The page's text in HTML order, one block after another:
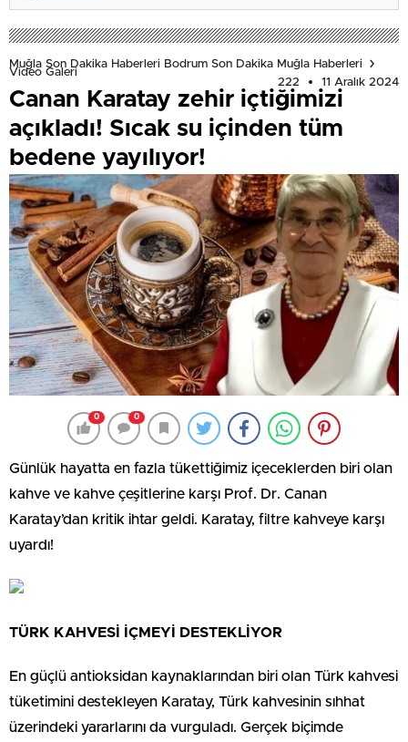
Muğla Son Dakika Haberleri Bodrum Son Dakika Muğla Haberleri
Video Galeri
222
11 Aralık 2024
Canan Karatay zehir içtiğimizi
açıkladı! Sıcak su içinden tüm
bedene yayılıyor!
0 0
Günlük hayatta en fazla tükettiğimiz içeceklerden biri olan
kahve ve kahve çeşitlerine karşı Prof. Dr. Canan
Karatay’dan kritik ihtar geldi. Karatay, filtre kahveye karşı
uyardı!
TÜRK KAHVESİ İÇMEYİ DESTEKLİYOR
En güçlü antioksidan kaynaklarından biri olan Türk kahvesi
tüketimini destekleyen Karatay, Türk kahvesinin sıhhat
üzerindeki yararlarını da vurguladı. Gerçek biçimde